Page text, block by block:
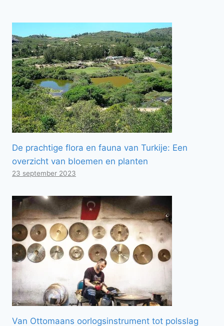
De prachtige flora en fauna van Turkije: Een
overzicht van bloemen en planten
23 september 2023
Van Ottomaans oorlogsinstrument tot polsslag